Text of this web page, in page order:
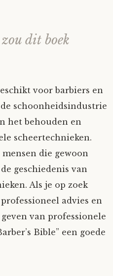
dit boek
voor barbiers en
schoonheidsindustrie
het behouden en
scheertechnieken.
die gewoon
geschiedenis van
Als je op zoek
advies en
van professionele
Bible” een goede